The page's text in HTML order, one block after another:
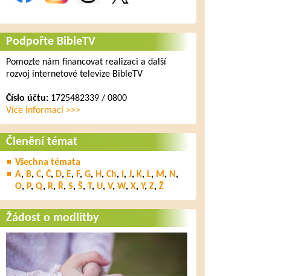
Podpořte BibleTV
Pomozte nám financovat realizaci a další
rozvoj internetové televize BibleTV
Číslo účtu:1725482339 / 0800
Více informací >>>
Členění témat
Všechna témata
A, B, C, Č, D, E, F, G, H, Ch, , J, K, L, M, N ,
O, P, Q, R, Ř, S, Š, T, U, V, W, X, Y, Z, Ž
Žádost o modlitby